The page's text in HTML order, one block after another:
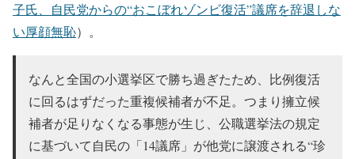
子氏、自民党からの“おこぼれゾンビ復活”議席を辞退しな
い厚顔無恥）。
なんと全国の小選挙区で勝ち過ぎたため、比例復活
に回るはずだった重複候補者が不足。つまり擁立候
補者が足りなくなる事態が生じ、公職選挙法の規定
に基づいて自民の「14議席」が他党に譲渡される“珍